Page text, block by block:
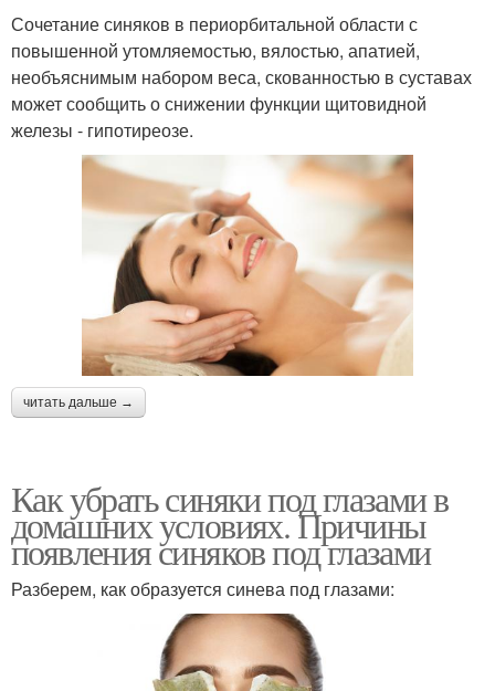
Сочетание синяков в периорбитальной области с
повышенной утомляемостью, вялостью, апатией,
необъяснимым набором веса, скованностью в суставах
может сообщить о снижении функции щитовидной
железы - гипотиреозе.
читать дальше →
Как убрать синяки под глазами в
домашних условиях. Причины
появления синяков под глазами
Разберем, как образуется синева под глазами: